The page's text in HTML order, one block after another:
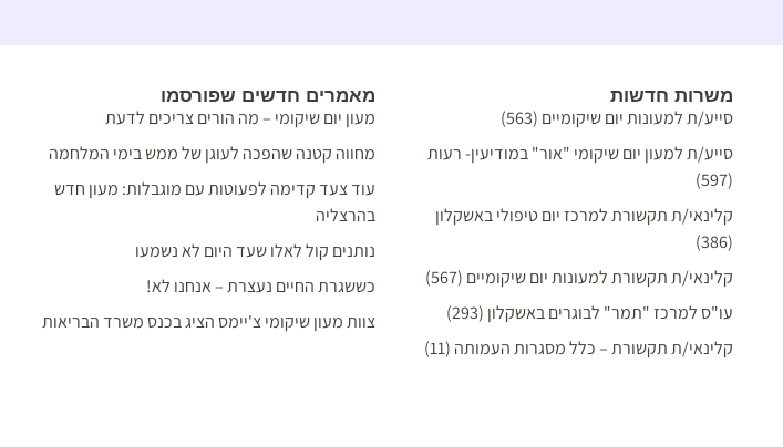
משרות חדשות
סייע/ת למעונות יום שיקומיים (563)
סייע/ת למעון יום שיקומי "אור" במודיעין- רעות
(597)
קלינאי/ת תקשורת למרכז יום טיפולי באשקלון
(386)
קלינאי/ת תקשורת למעונות יום שיקומיים (567)
עו"ס למרכז "תמר" לבוגרים באשקלון (293)
קלינאי/ת תקשורת – כלל מסגרות העמותה (11)
מאמרים חדשים שפורסמו
מעון יום שיקומי – מה הורים צריכים לדעת
מחווה קטנה שהפכה לעוגן של ממש בימי המלחמה
עוד צעד קדימה לפעוטות עם מוגבלות: מעון חדש
בהרצליה
נותנים קול לאלו שעד היום לא נשמעו
כששגרת החיים נעצרת – אנחנו לא!
צוות מעון שיקומי צ'יימס הציג בכנס משרד הבריאות